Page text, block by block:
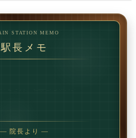
STATION MEMO
駅長メモ
— 院長より —